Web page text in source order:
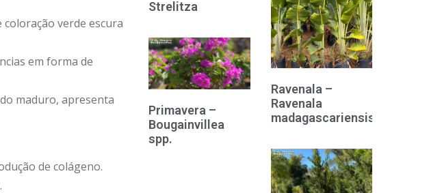
verde escura
em forma de
maduro, apresenta
de colágeno.
Strelitza
Ravenala –
Ravenala
madagascariensis
Primavera –
Bougainvillea
spp.